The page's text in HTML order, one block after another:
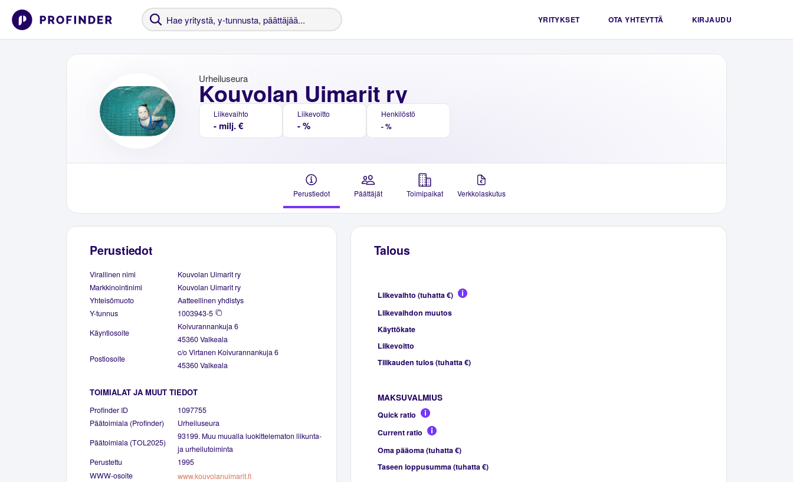
YRITYKSET OTA YHTEYTTÄ KIRJAUDU
Kouvolan Uimarit ry
Urheiluseura
Liikevaihto
- milj. €
Liikevoitto
- %
Henkilöstö
- %
Perustiedot Päättäjät Toimipaikat Verkkolaskutus
Perustiedot
Virallinen nimi
Kouvolan Uimarit ry
Markkinointinimi
Kouvolan Uimarit ry
Yhteisömuoto
Aatteellinen yhdistys
Y-tunnus
1003943-5
Käyntiosoite
Koivurannankuja 6
45360 Valkeala
Postiosoite
c/o Virtanen Koivurannankuja 6
45360 Valkeala
TOIMIALAT JA MUUT TIEDOT
Profinder ID
1097755
Päätoimiala (Profinder)
Urheiluseura
Päätoimiala (TOL2025)
93199. Muu muualla luokittelematon liikunta-
ja urheilutoiminta
Perustettu
1995
WWW-osoite
www.kouvolanuimarit.fi
Talous
Liikevaihto (tuhatta €)
Liikevaihdon muutos
Käyttökate
Liikevoitto
Tilikauden tulos (tuhatta €)
MAKSUVALMIUS
Quick ratio
Current ratio
Oma pääoma (tuhatta €)
Taseen loppusumma (tuhatta €)